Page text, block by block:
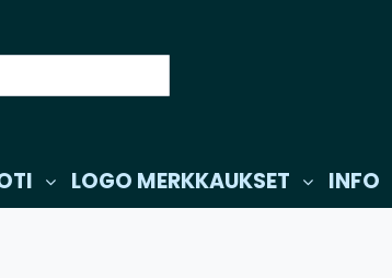
LOGO MERKKAUKSET INFO